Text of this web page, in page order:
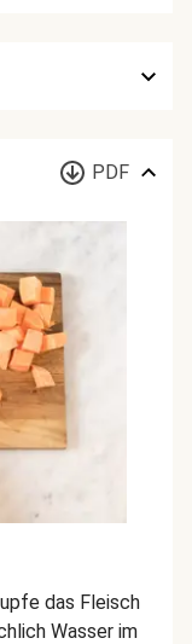
PDF
das Fleisch
Wasser im